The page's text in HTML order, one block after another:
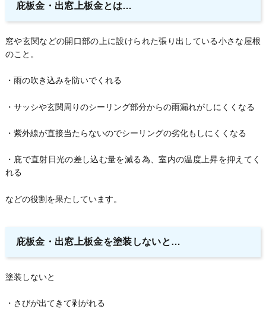
庇板金・出窓上板金とは…
窓や玄関などの開口部の上に設けられた張り出している小さな屋根
のこと。
・雨の吹き込みを防いでくれる
・サッシや玄関周りのシーリング部分からの雨漏れがしにくくなる
・紫外線が直接当たらないのでシーリングの劣化もしにくくなる
・庇で直射日光の差し込む量を減る為、室内の温度上昇を抑えてく
れる
などの役割を果たしています。
庇板金・出窓上板金を塗装しないと…
塗装しないと
・さびが出てきて剥がれる